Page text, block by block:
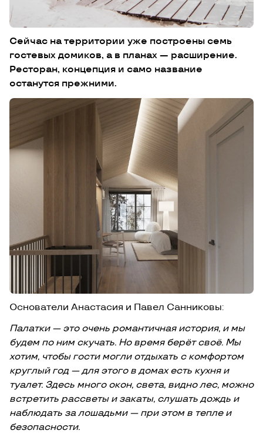
Сейчас на территории уже построены семь
гостевых домиков, а в планах — расширение.
Ресторан, концепция и само название
останутся прежними.
Основатели Анастасия и Павел Санниковы:
Палатки — это очень романтичная история, и мы
будем по ним скучать. Но время берёт своё. Мы
хотим, чтобы гости могли отдыхать с комфортом
круглый год — для этого в домах есть кухня и
туалет. Здесь много окон, света, видно лес, можно
встретить рассветы и закаты, слушать дождь и
наблюдать за лошадьми — при этом в тепле и
безопасности.